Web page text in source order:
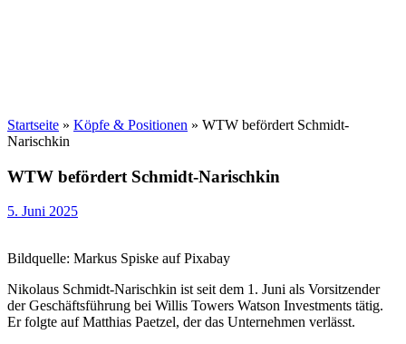
Startseite » Köpfe & Positionen » WTW befördert Schmidt-
Narischkin
WTW befördert Schmidt-Narischkin
5. Juni 2025
Bildquelle: Markus Spiske auf Pixabay
Nikolaus Schmidt-Narischkin ist seit dem 1. Juni als Vorsitzender
der Geschäftsführung bei Willis Towers Watson Investments tätig.
Er folgte auf Matthias Paetzel, der das Unternehmen verlässt.